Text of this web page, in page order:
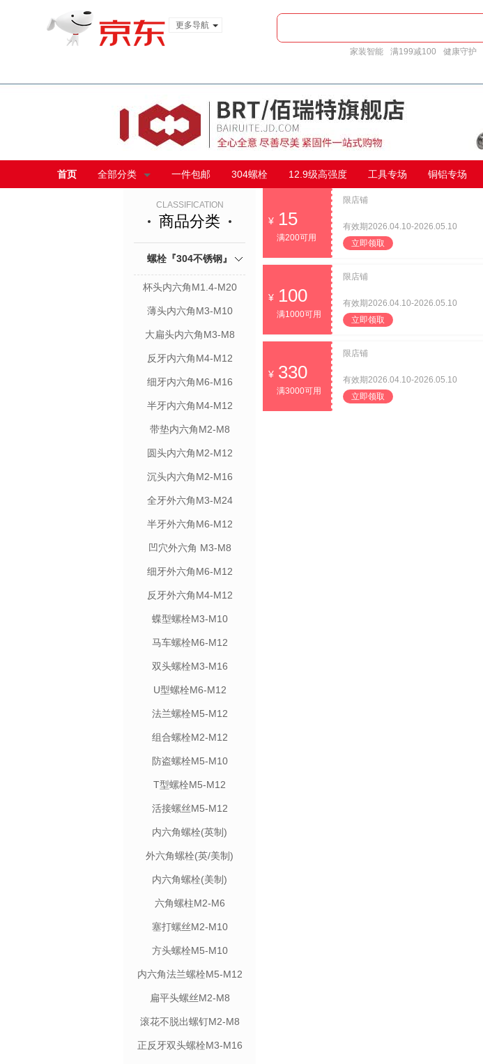
更多导航
家装智能 满199减100 健康守护
首页 全部分类 一件包邮 304螺栓 12.9级高强度 工具专场 铜铝专场
CLASSIFICATION
商品分类
螺栓『304不锈钢』
杯头内六角M1.4-M20
薄头内六角M3-M10
大扁头内六角M3-M8
反牙内六角M4-M12
细牙内六角M6-M16
半牙内六角M4-M12
带垫内六角M2-M8
圆头内六角M2-M12
沉头内六角M2-M16
全牙外六角M3-M24
半牙外六角M6-M12
凹穴外六角 M3-M8
细牙外六角M6-M12
反牙外六角M4-M12
蝶型螺栓M3-M10
马车螺栓M6-M12
双头螺栓M3-M16
U型螺栓M6-M12
法兰螺栓M5-M12
组合螺栓M2-M12
防盗螺栓M5-M10
T型螺栓M5-M12
活接螺丝M5-M12
内六角螺栓(英制)
外六角螺栓(英/美制)
内六角螺栓(美制)
六角螺柱M2-M6
塞打螺丝M2-M10
方头螺栓M5-M10
内六角法兰螺栓M5-M12
扁平头螺丝M2-M8
滚花不脱出螺钉M2-M8
正反牙双头螺栓M3-M16
15
满200可用
限店铺
有效期2026.04.10-2026.05.10
立即领取
100
满1000可用
限店铺
有效期2026.04.10-2026.05.10
立即领取
330
满3000可用
限店铺
有效期2026.04.10-2026.05.10
立即领取